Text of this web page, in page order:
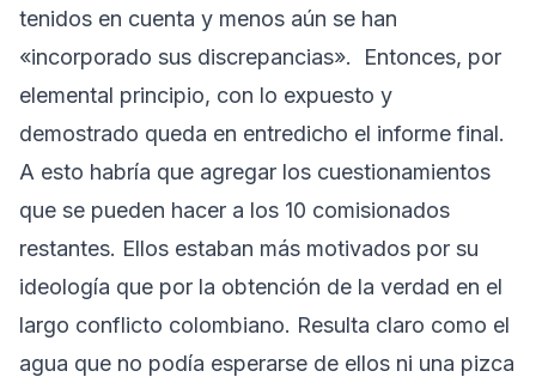
tenidos en cuenta y menos aún se han
«incorporado sus discrepancias». Entonces, por
elemental principio, con lo expuesto y
demostrado queda en entredicho el informe final.
A esto habría que agregar los cuestionamientos
que se pueden hacer a los 10 comisionados
restantes. Ellos estaban más motivados por su
ideología que por la obtención de la verdad en el
largo conflicto colombiano. Resulta claro como el
agua que no podía esperarse de ellos ni una pizca